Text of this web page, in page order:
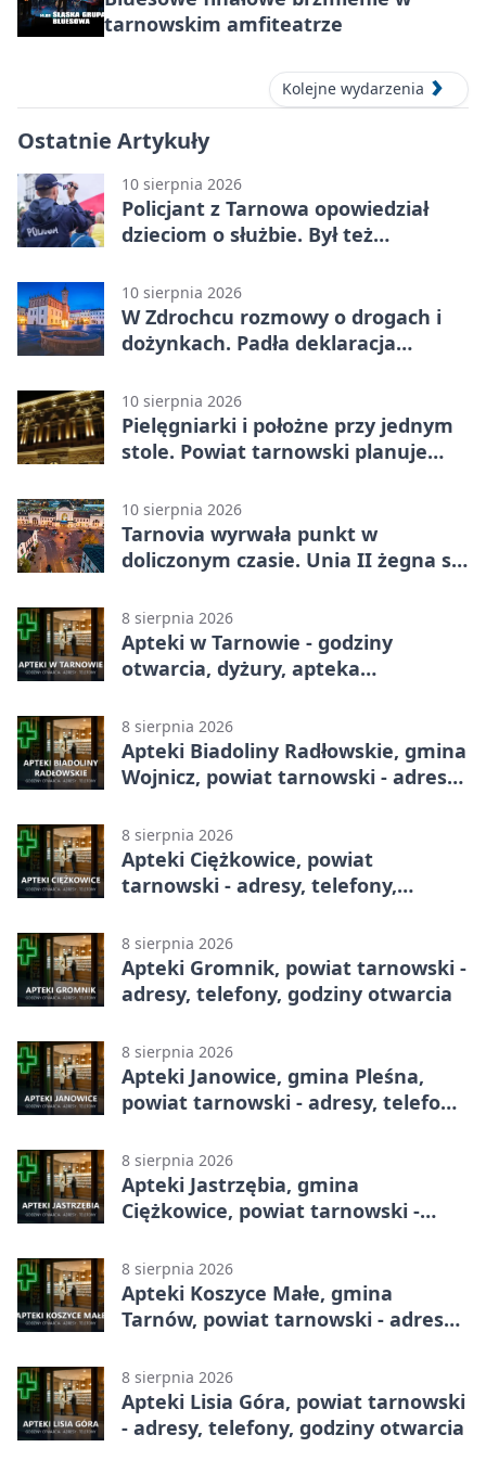
tarnowskim amfiteatrze
Kolejne wydarzenia
Ostatnie Artykuły
10 sierpnia 2026
Policjant z Tarnowa opowiedział
dzieciom o służbie. Był też
10 sierpnia 2026
W Zdrochcu rozmowy o drogach i
dożynkach. Padła deklaracja
10 sierpnia 2026
Pielęgniarki i położne przy jednym
stole. Powiat tarnowski planuje
10 sierpnia 2026
Tarnovia wyrwała punkt w
doliczonym czasie. Unia II żegna się
8 sierpnia 2026
Apteki w Tarnowie - godziny
otwarcia, dyżury, apteka
8 sierpnia 2026
Apteki Biadoliny Radłowskie, gmina
Wojnicz, powiat tarnowski - adresy,
8 sierpnia 2026
Apteki Ciężkowice, powiat
tarnowski - adresy, telefony,
8 sierpnia 2026
Apteki Gromnik, powiat tarnowski -
adresy, telefony, godziny otwarcia
8 sierpnia 2026
Apteki Janowice, gmina Pleśna,
powiat tarnowski - adresy, telefony,
8 sierpnia 2026
Apteki Jastrzębia, gmina
Ciężkowice, powiat tarnowski -
8 sierpnia 2026
Apteki Koszyce Małe, gmina
Tarnów, powiat tarnowski - adresy,
8 sierpnia 2026
Apteki Lisia Góra, powiat tarnowski
- adresy, telefony, godziny otwarcia